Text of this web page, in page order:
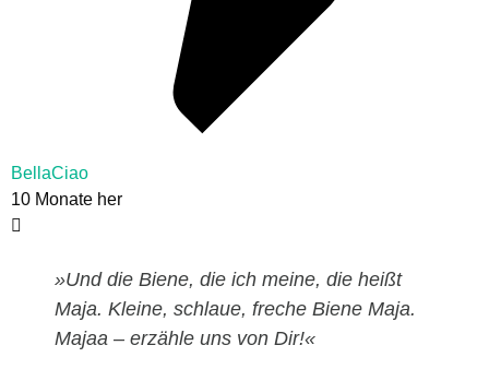
BellaCiao
10 Monate her
»Und die Biene, die ich meine, die heißt
Maja. Kleine, schlaue, freche Biene Maja.
Majaa – erzähle uns von Dir!«